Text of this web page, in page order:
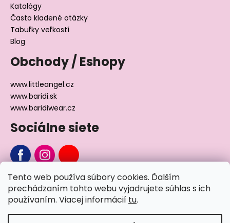
Tento web používa súbory cookies. Ďalším
prechádzaním tohto webu vyjadrujete súhlas s ich
používaním. Viacej informácií tu.
Katalógy
Často kladené otázky
Tabuľky veľkostí
Blog
Obchody / Eshopy
www.littleangel.cz
www.baridi.sk
www.baridiwear.cz
Sociálne siete
Chcete sa nás na niečo opýtať?